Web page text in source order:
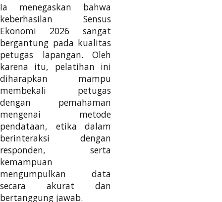
Ia menegaskan bahwa
keberhasilan Sensus
Ekonomi 2026 sangat
bergantung pada kualitas
petugas lapangan. Oleh
karena itu, pelatihan ini
diharapkan mampu
membekali petugas
dengan pemahaman
mengenai metode
pendataan, etika dalam
berinteraksi dengan
responden, serta
kemampuan
mengumpulkan data
secara akurat dan
bertanggung jawab.